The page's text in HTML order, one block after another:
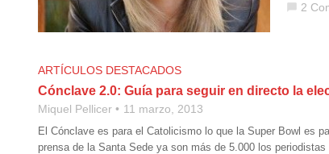
chat_bubble 2
ARTÍCULOS DESTACADOS
Cónclave 2.0: Guía para seguir en directo la
Miquel Pellicer 11 marzo, 2013
El Cónclave es para el Catolicismo lo que la Super Bowl es
prensa de la Santa Sede ya son más de 5.000 los